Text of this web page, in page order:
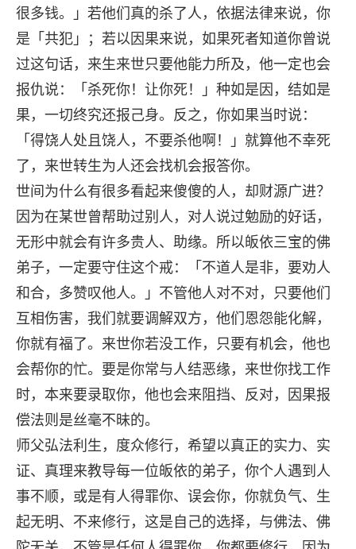
很多钱。」若他们真的杀了人，依据法律来说，你
是「共犯」；若以因果来说，如果死者知道你曾说
过这句话，来生来世只要他能力所及，他一定也会
报仇说：「杀死你！让你死！」种如是因，结如是
果，一切终究还报己身。反之，你如果当时说：
「得饶人处且饶人，不要杀他啊！」就算他不幸死
了，来世转生为人还会找机会报答你。
世间为什么有很多看起来傻傻的人，却财源广进？
因为在某世曾帮助过别人，对人说过勉励的好话，
无形中就会有许多贵人、助缘。所以皈依三宝的佛
弟子，一定要守住这个戒：「不道人是非，要劝人
和合，多赞叹他人。」不管他人对不对，只要他们
互相伤害，我们就要调解双方，他们恩怨能化解，
你就有福了。来世你若没工作，只要有机会，他也
会帮你的忙。要是你常与人结恶缘，来世你找工作
时，本来要录取你，他也会来阻挡、反对，因果报
偿法则是丝毫不昧的。
师父弘法利生，度众修行，希望以真正的实力、实
证、真理来教导每一位皈依的弟子，你个人遇到人
事不顺，或是有人得罪你、误会你，你就负气、生
起无明、不来修行，这是自己的选择，与佛法、佛